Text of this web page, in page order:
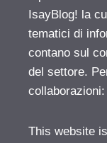
IsayBlog! la
tematici di
contano sul
del settore.
collaborazioni:
This website